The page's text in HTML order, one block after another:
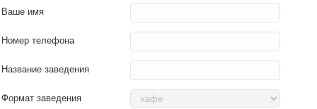
Ваше имя
Номер телефона
Название заведения
Формат заведения